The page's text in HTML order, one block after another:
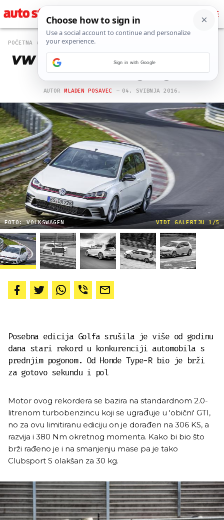
POČETNA NOVOSTI
VW Golf GTI Clubsport S srušio
rekord Nurburgringa
AUTOR MLADEN POSAVEC 04. SVIBNJA 2016.
FOTO: VOLKSWAGEN VIDI GALERIJU 1/5
Posebna edicija Golfa srušila je više od godinu
dana stari rekord u konkurenciji automobila s
prednjim pogonom. Od Honde Type-R bio je brži
za gotovo sekundu i pol
Motor ovog rekordera se bazira na standardnom 2.0-
litrenom turbobenzincu koji se ugrađuje u 'obični' GTI,
no za ovu limitiranu ediciju on je dorađen na 306 KS, a
razvija i 380 Nm okretnog momenta. Kako bi bio što
brži rađeno je i na smanjenju mase pa je tako
Clubsport S olakšan za 30 kg.
Sign in with Google